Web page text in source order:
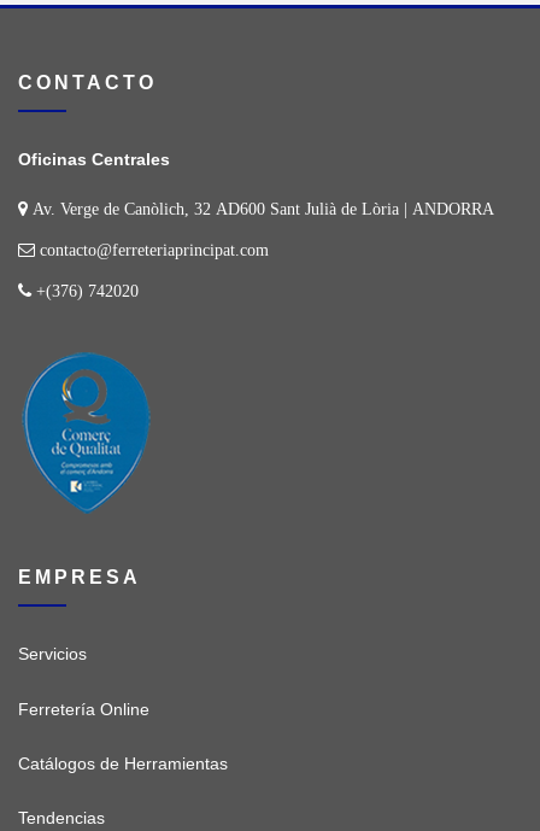
CONTACTO
Oficinas Centrales
Av. Verge de Canòlich, 32 AD600 Sant Julià de Lòria | ANDORRA
contacto@ferreteriaprincipat.com
+(376) 742020
EMPRESA
Servicios
Ferretería Online
Catálogos de Herramientas
Tendencias